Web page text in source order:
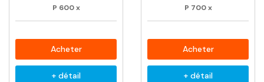
P 600 x
Acheter
+ détail
P 700 x
Acheter
+ détail